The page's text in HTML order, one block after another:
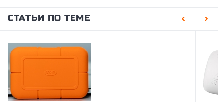
ФУНКЦИЯМИ ЗАКАЗА И БРОНИРОВАНИЯ
ДЕФИЦИТ ПАМЯТИ DRAM УГРОЖАЕТ СРОКАМ ВЫХОДА
IPHONE 18 PRO
HUAWEI ПРЕДСТАВИЛА УЛЬТРАЛЕГКИЙ НОУТБУК
07.08.2026
СТАТЬИ ПО ТЕМЕ